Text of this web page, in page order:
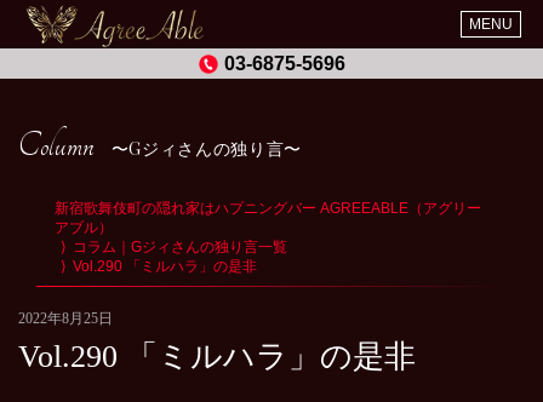
MENU
03-6875-5696
Column Gジィさんの独り言
新宿歌舞伎町の隠れ家はハプニングバー AGREEABLE（アグリー
アブル）
コラム｜Gジィさんの独り言一覧
Vol.290 「ミルハラ」の是非
2022年8月25日
Vol.290 「ミルハラ」の是非